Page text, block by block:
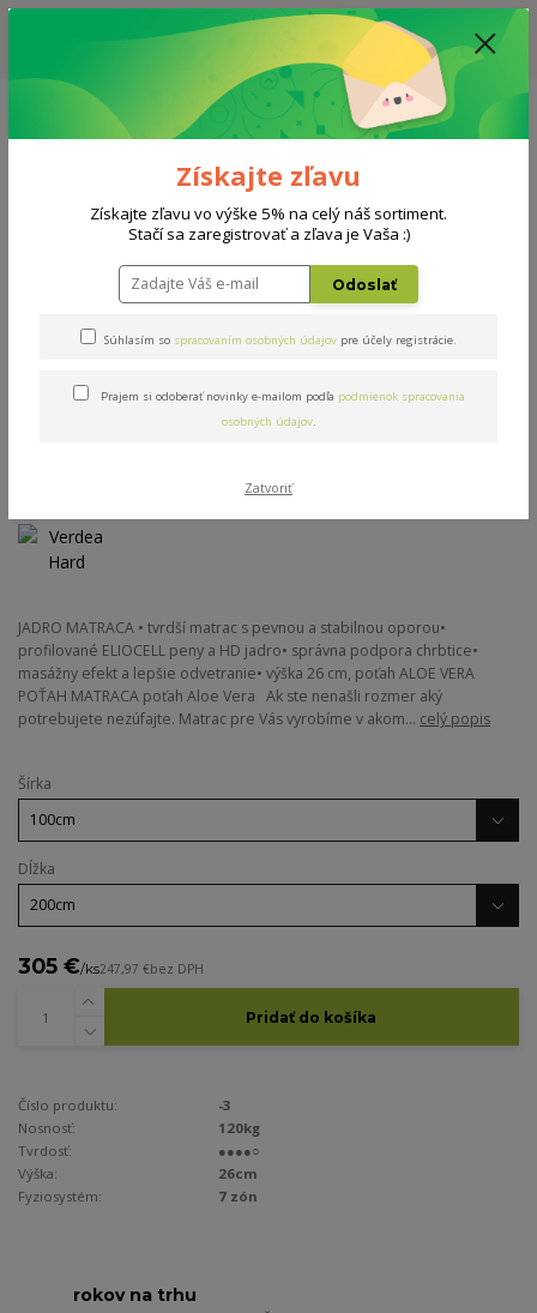
ZĽAVA: VŠETKY VYSTAVENÉ POSTELE ZA 400€ - CENA MATRACU A ROŠTU
PODĽA VÝBERU / DODACIA LEHOTA JE AKTUÁLNE 10-15 PRACOVNÝCH
Menu
0908 777 700 Po-So: 10-18 hod.
0
Verdea Hard
Verdea Hard
Novinka Akcia
JADRO MATRACA • tvrdší matrac s pevnou a stabilnou oporou•
profilované ELIOCELL peny a HD jadro• správna podpora chrbtice•
masážny efekt a lepšie odvetranie• výška 26 cm, poťah ALOE VERA
POŤAH MATRACA poťah Aloe Vera Ak ste nenašli rozmer aký
potrebujete nezúfajte. Matrac pre Vás vyrobíme v akom... celý popis
Šírka
Dĺžka
305 €/ks247,97 €bez DPH
Pridať do košíka
Číslo produktu:
-3
Nosnosť:
120kg
Tvrdosť:
●●●●○
Výška:
26cm
Fyziosystém:
7 zón
rokov na trhu
Získajte zľavu
Získajte zľavu vo výške 5% na celý náš sortiment.
Stačí sa zaregistrovať a zľava je Vaša :)
Odoslať
Súhlasím so spracovaním osobných údajov pre účely registrácie.
Prajem si odoberať novinky e-mailom podľa podmienok spracovania
osobných údajov.
Zatvoriť